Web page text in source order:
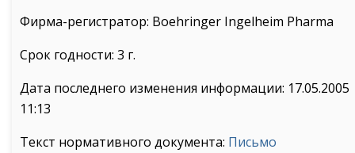
Фирма-регистратор: Boehringer Ingelheim Pharma
Срок годности: 3 г.
Дата последнего изменения информации: 17.05.2005
11:13
Текст нормативного документа: Письмо